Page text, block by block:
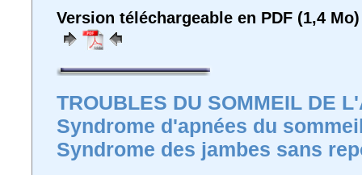
Version téléchargeable en PDF (1,4 Mo)
TROUBLES DU SOMMEIL DE
Syndrome d'apnées du
Syndrome des jambes sans